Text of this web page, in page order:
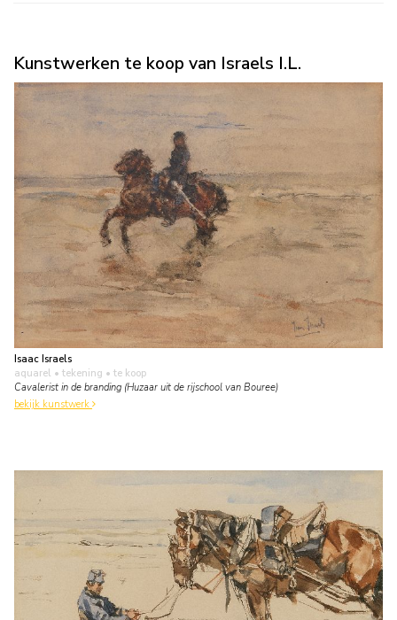
Kunstwerken te koop van Israels I.L.
Isaac Israels
aquarel • tekening • te koop
Cavalerist in de branding (Huzaar uit de rijschool van Bouree)
bekijk kunstwerk